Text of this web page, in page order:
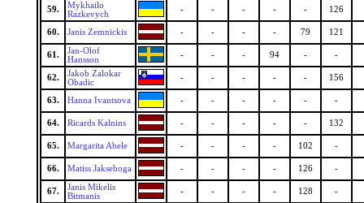
59.
Mykhailo
Razkevych
- - - - - 126
60. Janis Zemnickis - - - - 79 121
61.
Jan-Olof
Hansson
- - - 94 - -
62.
Jakob Zalokar
Obadic
- - - - - 156
63. Hanna Ivantsova - - - - - -
64. Ricards Kalnins - - - - - 132
65. Margarita Abele - - - - 102 -
66. Matiss Jakseboga - - - - 126 -
67.
Janis Mikelis
Bitmanis
- - - - 128 -